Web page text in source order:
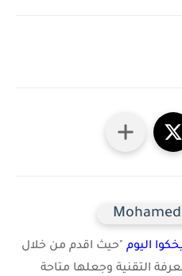
اليوم "حيث اقدم من خلال
التقنية وجعلها متاحة